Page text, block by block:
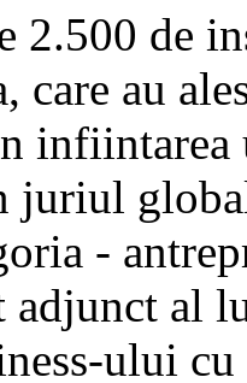
2.500 de
care au
infiintarea
-
adjunct al
ului